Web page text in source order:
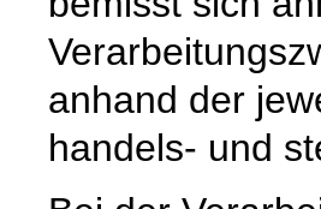
anhand der
handels- und